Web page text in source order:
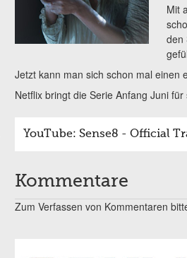
Mit
den
Jetzt kann man sich schon mal einen
Netflix bringt die Serie Anfang Juni
YouTube: Sense8 - Official
Kommentare
Zum Verfassen von Kommentaren